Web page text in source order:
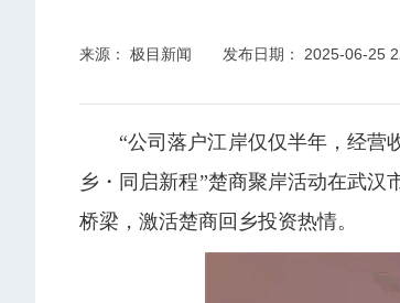
来源： 极目新闻 发布日期： 2025-06-25
“公司落户江岸仅仅半年，经营
乡・同启新程”楚商聚岸活动在武汉
桥梁，激活楚商回乡投资热情。